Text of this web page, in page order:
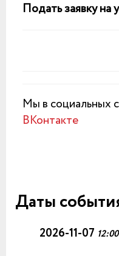
Подать заявку на
Мы в социальных
ВКонтакте
Даты
2026-11-07 12:00